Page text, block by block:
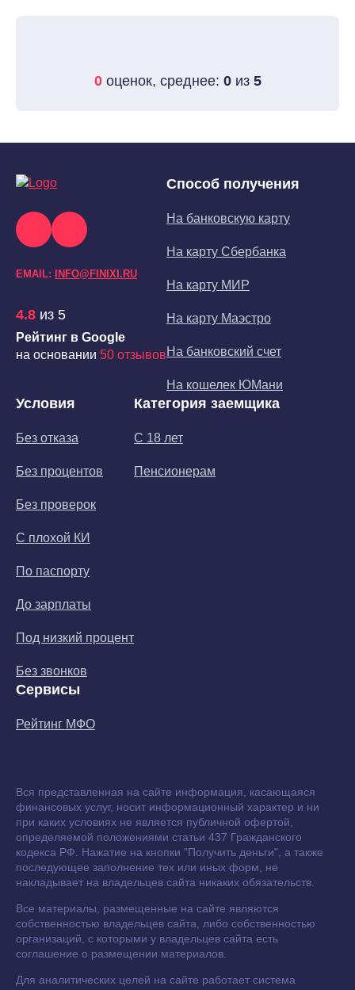
0оценок, среднее: 0из 5
EMAIL: INFO@FINIXI.RU
4.8 из 5
Рейтинг в Google
на основании 50 отзывов
Способ получения
На банковскую карту
На карту Сбербанка
На карту МИР
На карту Маэстро
На банковский счет
На кошелек ЮМани
Условия
Без отказа
Без процентов
Без проверок
С плохой КИ
По паспорту
До зарплаты
Под низкий процент
Без звонков
Категория заемщика
С 18 лет
Пенсионерам
Сервисы
Рейтинг МФО
Вся представленная на сайте информация, касающаяся
финансовых услуг, носит информационный характер и ни
при каких условиях не является публичной офертой,
определяемой положениями статьи 437 Гражданского
кодекса РФ. Нажатие на кнопки "Получить деньги", а также
последующее заполнение тех или иных форм, не
накладывает на владельцев сайта никаких обязательств.
Все материалы, размещенные на сайте являются
собственностью владельцев сайта, либо собственностью
организаций, с которыми у владельцев сайта есть
соглашение о размещении материалов.
Для аналитических целей на сайте работает система